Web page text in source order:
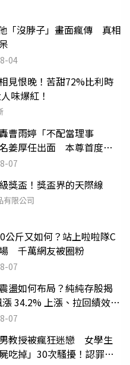
「沒脖子」畫面瘋傳 真相
04
見恨晚！苦甜72%比利時
味爆紅！
曹雨婷「不配當理事
姜厚任出面 本尊首度回
07
獎盃！獎盃界的天際線
有限公司
公斤又如何？站上啦啦隊C
千萬網友被圈粉
07
盪如何布局？純純存股揭
34.2% 上漲、拉回績效勝
07
教授被瘋狂迷戀 女學生
吃掉」30次騷擾！認罪免